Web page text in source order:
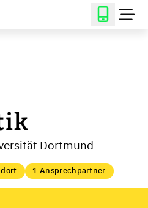
Dortmund
1 Ansprechpartner